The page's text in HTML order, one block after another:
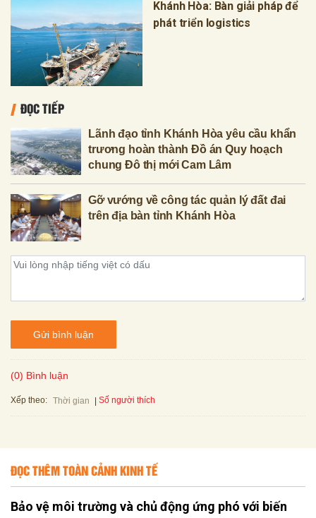
Khánh Hòa: Bàn giải pháp để
phát triển logistics
ĐỌC TIẾP
Lãnh đạo tỉnh Khánh Hòa yêu cầu khẩn
trương hoàn thành Đồ án Quy hoạch
chung Đô thị mới Cam Lâm
Gỡ vướng về công tác quản lý đất đai
trên địa bàn tỉnh Khánh Hòa
Gửi bình luận
(0) Bình luận
Xếp theo: Thời gian Số người thích
ĐỌC THÊM TOÀN CẢNH KINH TẾ
Bảo vệ môi trường và chủ động ứng phó với biến